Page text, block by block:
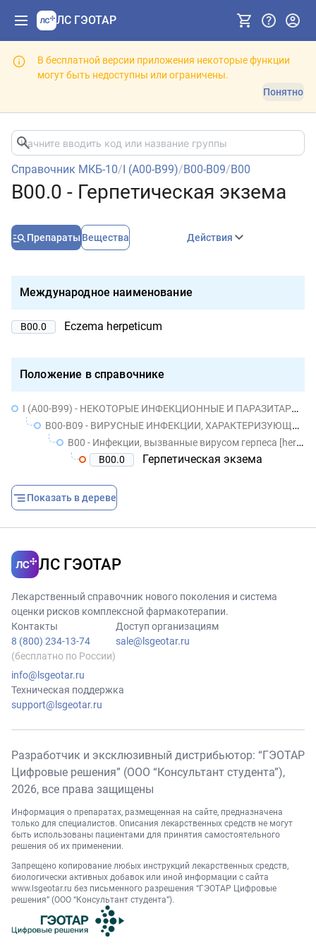
ЛС ГЭОТАР
В бесплатной версии приложения некоторые функции
могут быть недоступны или ограничены.
Понятно
Справочник МКБ-10/I (A00-B99)/B00-B09/B00
B00.0 - Герпетическая экзема
Препараты Вещества Действия
Международное наименование
B00.0 Eczema herpeticum
Положение в справочнике
I (A00-B99) - НЕКОТОРЫЕ ИНФЕКЦИОННЫЕ И ПАРАЗИТАРНЫЕ БОЛЕЗНИ
B00-B09 - ВИРУСНЫЕ ИНФЕКЦИИ, ХАРАКТЕРИЗУЮЩИЕСЯ ПОРАЖЕНИЯМИ КОЖИ И СЛИЗИСТЫХ ОБОЛОЧЕК
B00 - Инфекции, вызванные вирусом герпеса [herpes simplex]
B00.0
Герпетическая экзема
Показать в дереве
ЛС ГЭОТАР
Лекарственный справочник нового поколения и система
оценки рисков комплексной фармакотерапии.
Контакты
8 (800) 234-13-74
(бесплатно по России)
info@lsgeotar.ru
Доступ организациям
sale@lsgeotar.ru
Техническая поддержка
support@lsgeotar.ru
Разработчик и эксклюзивный дистрибьютор: “ГЭОТАР
Цифровые решения” (ООО “Консультант студента”),
2026, все права защищены
Информация о препаратах, размещенная на сайте, предназначена
только для специалистов. Описания лекарственных средств не могут
быть использованы пациентами для принятия самостоятельного
решения об их применении.
Запрещено копирование любых инструкций лекарственных средств,
биологически активных добавок или иной информации с сайта
www.lsgeotar.ru без письменного разрешения “ГЭОТАР Цифровые
решения” (ООО “Консультант студента”).